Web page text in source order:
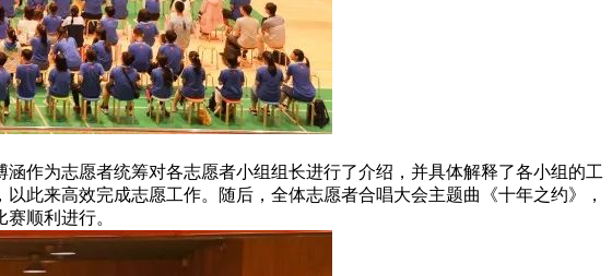
作为志愿者统筹对各志愿者小组组长进行了介绍，并具体解释了各小组的工
此来高效完成志愿工作。随后，全体志愿者合唱大会主题曲《十年之约》，
顺利进行。